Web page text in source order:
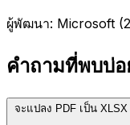
ผู้พัฒนา: Microsoft
คำถามที่พบบ่อ
จะแปลง PDF เป็น